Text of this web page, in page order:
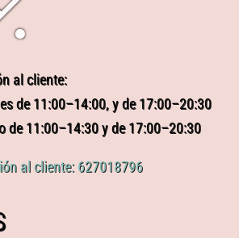
al cliente:
de 11:00–14:00, y de 17:00–20:30
de 11:00–14:30 y de 17:00–20:30
al cliente: 627018796